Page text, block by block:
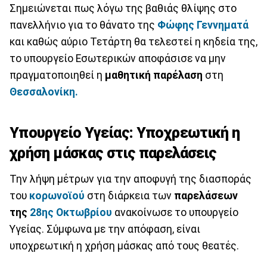
Σημειώνεται πως λόγω της βαθιάς θλίψης στο
πανελλήνιο για το θάνατο της Φώφης Γεννηματά
και καθώς αύριο Τετάρτη θα τελεστεί η κηδεία της,
το υπουργείο Εσωτερικών αποφάσισε να μην
πραγματοποιηθεί η μαθητική παρέλαση στη
Θεσσαλονίκη.
Υπουργείο Υγείας: Υποχρεωτική η
χρήση μάσκας στις παρελάσεις
Την λήψη μέτρων για την αποφυγή της διασποράς
του κορωνοϊού στη διάρκεια των παρελάσεων
της 28ης Οκτωβρίου ανακοίνωσε το υπουργείο
Υγείας. Σύμφωνα με την απόφαση, είναι
υποχρεωτική η χρήση μάσκας από τους θεατές.